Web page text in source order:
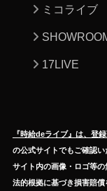
ミコライブ
17LIVE
『時給deライブ』は、登
の公式サイトでもご確認い
サイト内の画像・ロゴ等の
法的根拠に基づき損害賠償